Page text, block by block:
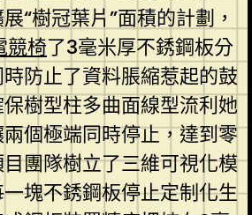
“樹冠葉片”面積的計劃，
競椅了3毫米厚不銹鋼板分
防止了資料脹縮惹起的鼓
樹型柱多曲面線型流利她
個極端同時停止，達到零
團隊樹立了三維可視化模
塊不銹鋼板停止定制化生